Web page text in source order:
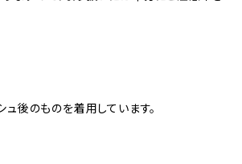
後のものを着用しています。